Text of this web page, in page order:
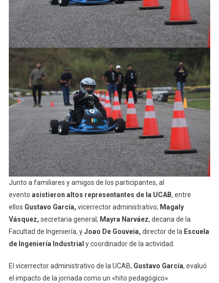
Junto a familiares y amigos de los participantes, al
evento asistieron altos representantes de la UCAB, entre
ellos Gustavo García, vicerrector administrativo; Magaly
Vásquez, secretaria general; Mayra Narváez, decana de la
Facultad de Ingeniería, yJoao De Gouveia, director de la Escuela
de Ingeniería Industrial y coordinador de la actividad.
El vicerrector administrativo de la UCAB, Gustavo García, evaluó
el impacto de la jornada como un «hito pedagógico»